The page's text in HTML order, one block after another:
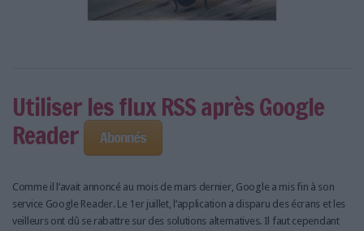
Utiliser les flux RSS après Google
Reader
Abonnés
Comme il l’avait annoncé au mois de mars dernier, Google a mis fin à son
service Google Reader. Le 1er juillet, l’application a disparu des écrans et les
veilleurs ont dû se rabattre sur des solutions alternatives. Il faut cependant